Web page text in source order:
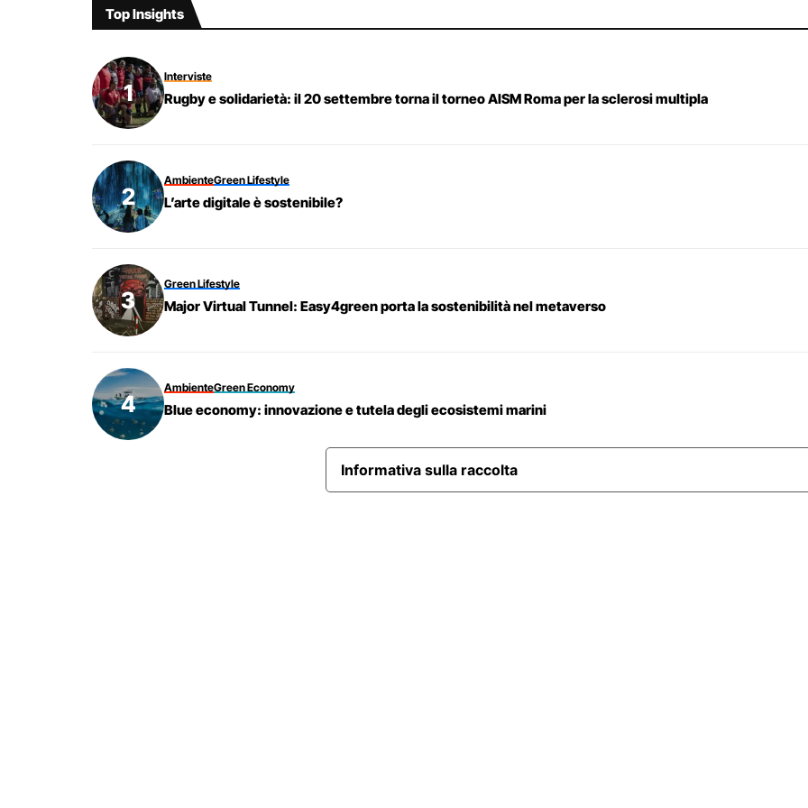
Top Insights
Interviste
Rugby e solidarietà: il 20 settembre torna il torneo AISM Roma per la sclerosi multipla
AmbienteGreen Lifestyle
L’arte digitale è sostenibile?
Green Lifestyle
Major Virtual Tunnel: Easy4green porta la sostenibilità nel metaverso
AmbienteGreen Economy
Blue economy: innovazione e tutela degli ecosistemi marini
Informativa sulla raccolta